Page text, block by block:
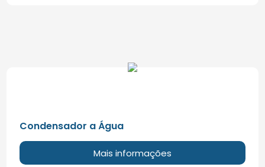
Condensador a Água
Mais informações